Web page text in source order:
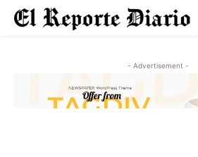
- Advertisement -